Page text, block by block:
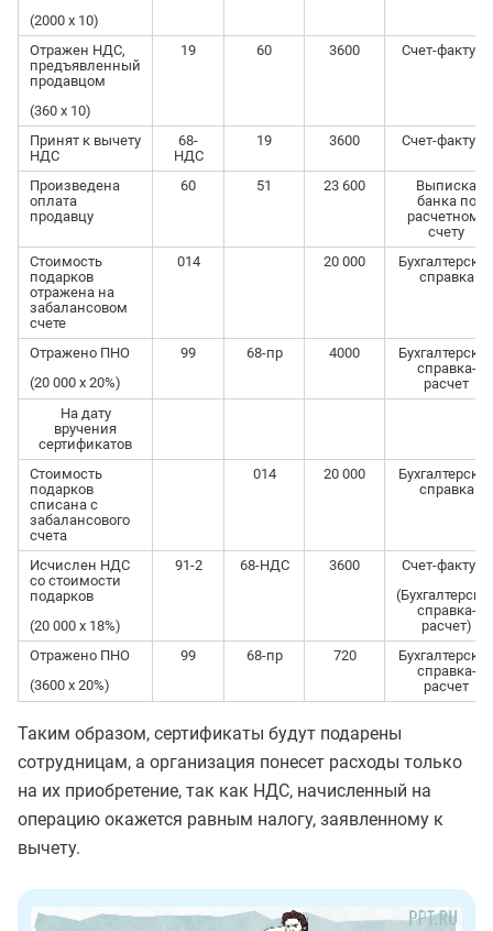
(2000 x 10)
Отражен НДС,
предъявленный
продавцом
(360 x 10)
19 60 3600 Счет-фактура
Принят к вычету
НДС
68-
НДС
19 3600 Счет-фактура
Произведена
оплата
продавцу
60 51 23 600
Выписка
банка по
расчетному
счету
Стоимость
подарков
отражена на
забалансовом
счете
014 20 000
Бухгалтерская
справка
Отражено ПНО
(20 000 x 20%)
99 68-пр 4000
Бухгалтерская
справка-
расчет
На дату
вручения
сертификатов
Стоимость
подарков
списана с
забалансового
счета
014 20 000
Бухгалтерская
справка
Исчислен НДС
со стоимости
подарков
(20 000 x 18%)
91-2 68-НДС 3600
Счет-фактура
справка-
расчет)
Отражено ПНО
(3600 x 20%)
99 68-пр 720
Бухгалтерская
справка-
расчет
Таким образом, сертификаты будут подарены
сотрудницам, а организация понесет расходы только
на их приобретение, так как НДС, начисленный на
операцию окажется равным налогу, заявленному к
вычету.